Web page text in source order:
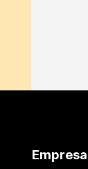
Empresa